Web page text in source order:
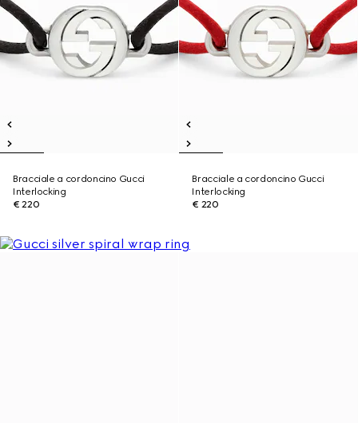
Bracciale a cordoncino Gucci
Interlocking
€ 220
Bracciale a cordoncino Gucci
Interlocking
€ 220